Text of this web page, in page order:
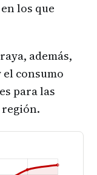
los que
además,
consumo
para las